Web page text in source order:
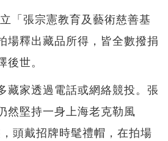
「張宗憲教育及藝術慈善基
場釋出藏品所得，皆全數撥捐
世。
藏家透過電話或網絡競投。張
然堅持一身上海老克勒風
頭戴招牌時髦禮帽，在拍場